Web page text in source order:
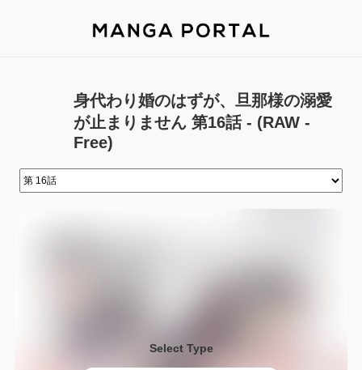
身代わり婚のはずが、旦那様の溺愛
が止まりません 第16話 - (RAW -
Free)
Select Type